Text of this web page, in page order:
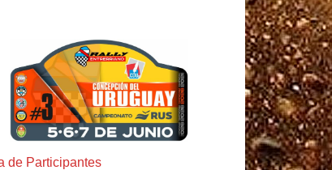
de Participantes